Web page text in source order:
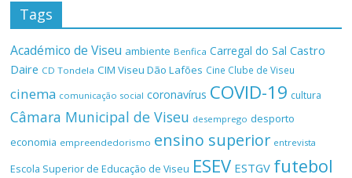
Tags
Académico de Viseu ambiente Benfica Carregal do Sal Castro
Daire CD Tondela CIM Viseu Dão Lafões Cine Clube de Viseu
cinema comunicação social coronavírus COVID-19 cultura
Câmara Municipal de Viseu desemprego desporto
economia empreendedorismo ensino superior entrevista
Escola Superior de Educação de Viseu ESEV ESTGV futebol